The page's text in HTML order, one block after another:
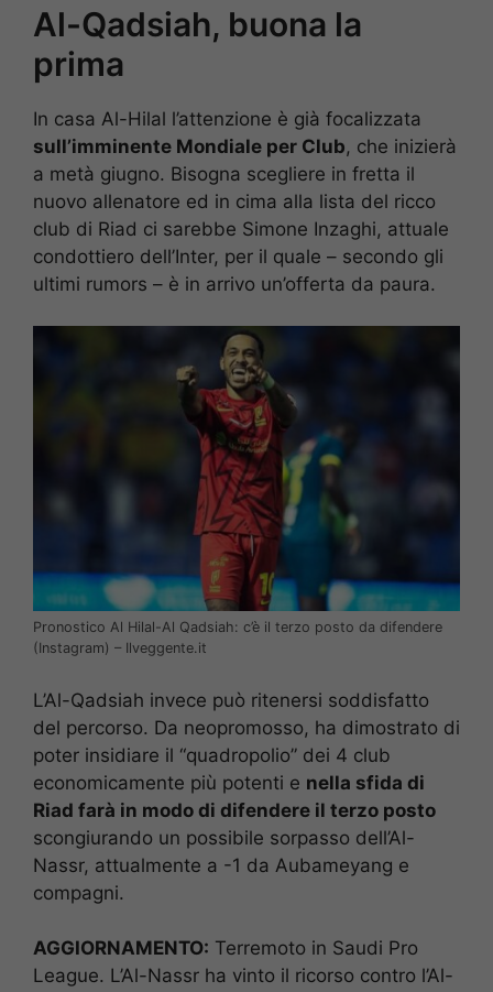
Al-Qadsiah, buona la
prima
In casa Al-Hilal l’attenzione è già focalizzata
sull’imminente Mondiale per Club, che inizierà
a metà giugno. Bisogna scegliere in fretta il
nuovo allenatore ed in cima alla lista del ricco
club di Riad ci sarebbe Simone Inzaghi, attuale
condottiero dell’Inter, per il quale – secondo gli
ultimi rumors – è in arrivo un’offerta da paura.
Pronostico Al Hilal-Al Qadsiah: c’è il terzo posto da difendere
(Instagram) – Ilveggente.it
L’Al-Qadsiah invece può ritenersi soddisfatto
del percorso. Da neopromosso, ha dimostrato di
poter insidiare il “quadropolio” dei 4 club
economicamente più potenti e nella sfida di
Riad farà in modo di difendere il terzo posto
scongiurando un possibile sorpasso dell’Al-
Nassr, attualmente a -1 da Aubameyang e
compagni.
AGGIORNAMENTO: Terremoto in Saudi Pro
League. L’Al-Nassr ha vinto il ricorso contro l’Al-